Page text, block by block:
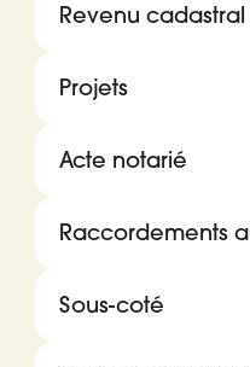
Revenu
Projets
Acte notarié
Raccordements
Sous-coté